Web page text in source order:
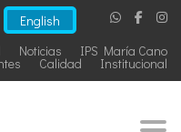
English
IPS María Cano
Noticias
Institucional
Calidad